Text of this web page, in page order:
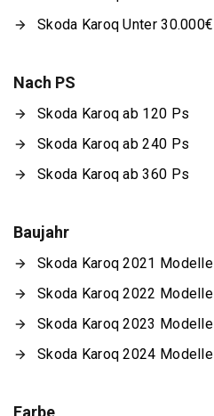
Skoda Karoq Unter 30.000€
Nach PS
Skoda Karoq ab 120 Ps
Skoda Karoq ab 240 Ps
Skoda Karoq ab 360 Ps
Baujahr
Skoda Karoq 2021 Modelle
Skoda Karoq 2022 Modelle
Skoda Karoq 2023 Modelle
Skoda Karoq 2024 Modelle
Farbe